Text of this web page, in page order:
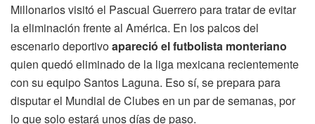
Millonarios visitó el Pascual Guerrero para tratar de evitar
la eliminación frente al América. En los palcos del
escenario deportivoapareció el futbolista monteriano
quien quedó eliminado de la liga mexicana recientemente
con su equipo Santos Laguna. Eso sí, se prepara para
disputar el Mundial de Clubes en un par de semanas, por
lo que solo estará unos días de paso.